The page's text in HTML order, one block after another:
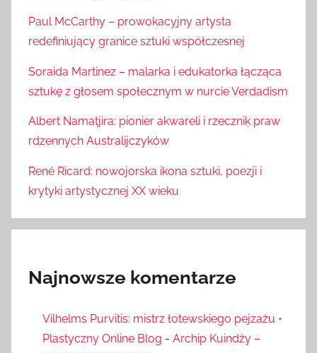
Paul McCarthy – prowokacyjny artysta
redefiniujący granice sztuki współczesnej
Soraida Martinez – malarka i edukatorka łącząca
sztukę z głosem społecznym w nurcie Verdadism
Albert Namatjira: pionier akwareli i rzeczniķ praw
rdzennych Australijczyków
René Ricard: nowojorska ikona sztuki, poezji i
krytyki artystycznej XX wieku
Najnowsze komentarze
Vilhelms Purvitis: mistrz łotewskiego pejzażu •
Plastyczny Online Blog - Archip Kuindży –